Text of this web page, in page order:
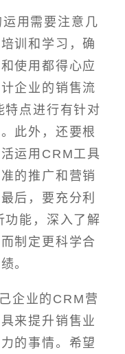
用需要注意几
训和学习，确
使用都得心应
企业的销售流
特点进行有针对
此外，还要根
运用CRM工具
的推广和营销
后，要充分利
功能，深入了解
制定更科学合
。
企业的CRM营
来提升销售业
的事情。希望